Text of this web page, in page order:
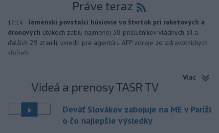
Práve teraz
17:14 - Jemenskí povstalci húsíovia vo štvrtok pri raketových a
dronových útokoch zabili najmenej 38 príslušníkov vládnych síl a
ďalších 29 zranili, uviedli pre agentúru AFP zdroje zo zdravotníckych
služieb.
Viac
Videá a prenosy TASR TV
Deväť Slovákov zabojuje na ME v Paríži
o čo najlepšie výsledky